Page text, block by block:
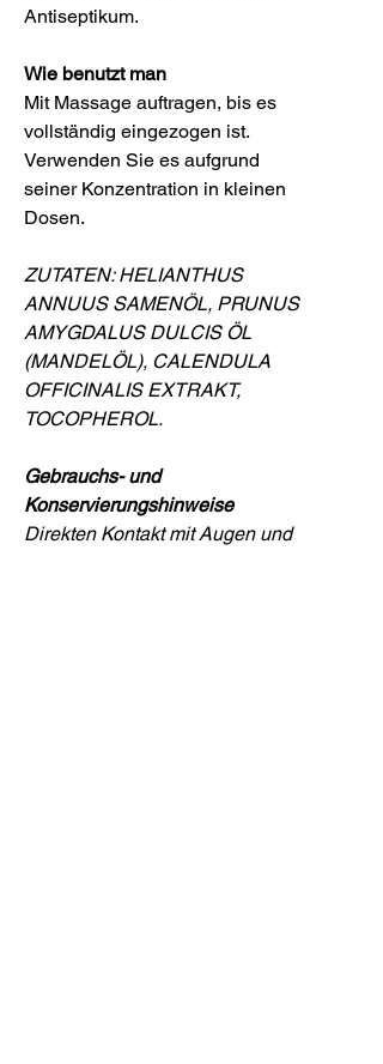
Antiseptikum.
Wie benutzt man
Mit Massage auftragen, bis es
vollständig eingezogen ist.
Verwenden Sie es aufgrund
seiner Konzentration in kleinen
Dosen.
ZUTATEN: HELIANTHUS
ANNUUS SAMENÖL, PRUNUS
AMYGDALUS DULCIS ÖL
(MANDELÖL), CALENDULA
OFFICINALIS EXTRAKT,
TOCOPHEROL.
Gebrauchs- und
Konservierungshinweise
Direkten Kontakt mit Augen und